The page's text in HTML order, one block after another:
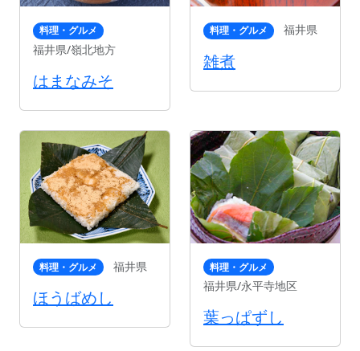
料理・グルメ
福井県/嶺北地方
はまなみそ
料理・グルメ 福井県
雑煮
料理・グルメ 福井県
ほうばめし
料理・グルメ
福井県/永平寺地区
葉っぱずし